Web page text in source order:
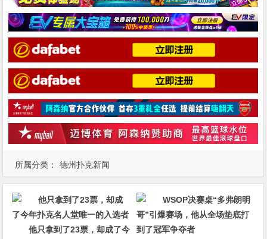
所属分类： 德州扑克新闻
他只拿到了23票，却成了今